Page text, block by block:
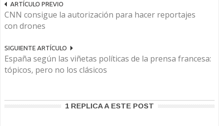
ARTÍCULO PREVIO
CNN consigue la autorización para hacer reportajes
con drones
SIGUIENTE ARTÍCULO
España según las viñetas políticas de la prensa francesa:
tópicos, pero no los clásicos
1 REPLICA A ESTE POST